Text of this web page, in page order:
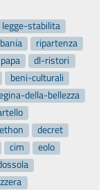
legge-stabilita
ripartenza
papa
dl-ristori
beni-culturali
della-bellezza
decret
cim
eolo